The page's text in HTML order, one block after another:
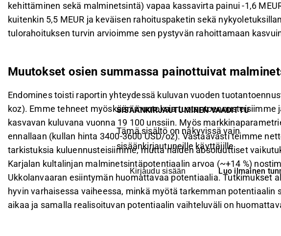
kehittäminen sekä malminetsintä) vapaa kassavirta painui -1,6
kuitenkin 5,5 MEUR ja keväisen rahoituspaketin sekä
tulorahoituksen turvin arvioimme sen pystyvän rahoittamaan
Muutokset osien summassa painottuivat
Endomines toisti raportin yhteydessä kuluvan vuoden
koz). Emme tehneet myöskään muutoksia tuotantoennusteisiimme
kasvavan kuluvana vuonna 19 100 unssiin. Myös
ennallaan (kullan hinta 3400-3600 USD/oz). Vastaavasti teimme
tarkistuksia kuluennusteisiimme, mutta näiden absoluuttiset
Karjalan kultalinjan malminetsintäpotentiaalin arvoa (~+14 %)
Ukkolanvaaran esiintymän huomattavaa potentiaalia. Tutkimukset
hyvin varhaisessa vaiheessa, minkä myötä tarkemman potentiaalin
aikaa ja samalla realisoituvan potentiaalin vaihteluväli on
SISÄÄNKIRJAUTUMINEN VAADITTU
Tämä sisältö on näkyvissä vain
sisäänkirjautuneille käyttäjille
Kirjaudu sisään Luo ilmainen